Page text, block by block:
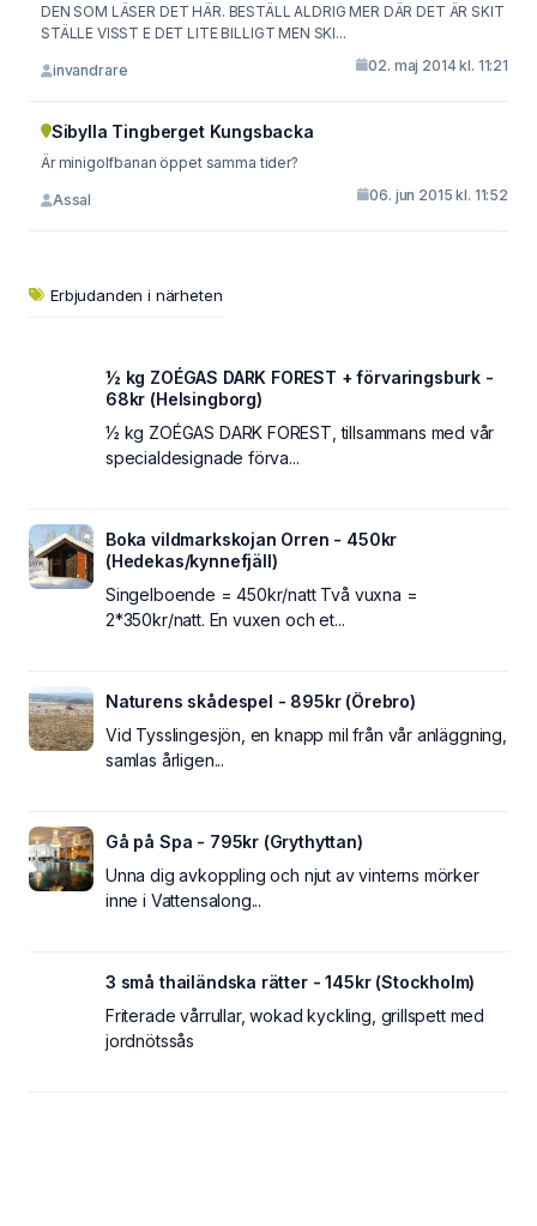
DEN SOM LÄSER DET HÄR. BESTÄLL ALDRIG MER DÄR DET ÄR SKIT
STÄLLE VISST E DET LITE BILLIGT MEN SKI...
invandrare 02. maj 2014 kl. 11:21
Sibylla Tingberget Kungsbacka
Är minigolfbanan öppet samma tider?
Assal 06. jun 2015 kl. 11:52
Erbjudanden i närheten
½ kg ZOÉGAS DARK FOREST + förvaringsburk -
68kr (Helsingborg)
½ kg ZOÉGAS DARK FOREST, tillsammans med vår
specialdesignade förva...
Boka vildmarkskojan Orren - 450kr
(Hedekas/kynnefjäll)
Singelboende = 450kr/natt Två vuxna =
2*350kr/natt. En vuxen och et...
Naturens skådespel - 895kr (Örebro)
Vid Tysslingesjön, en knapp mil från vår anläggning,
samlas årligen...
Gå på Spa - 795kr (Grythyttan)
Unna dig avkoppling och njut av vinterns mörker
inne i Vattensalong...
3 små thailändska rätter - 145kr (Stockholm)
Friterade vårrullar, wokad kyckling, grillspett med
jordnötssås